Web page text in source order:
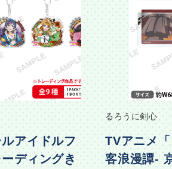
アイドルフ
ディングき
るろうに剣心
TVアニメ
客浪漫譚-